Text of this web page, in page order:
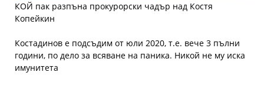
КОЙ пак разпъна прокурорски чадър над Костя
Копейкин
Костадинов е подсъдим от юли 2020, т.е. вече 3 пълни
години, по дело за всяване на паника. Никой не му иска
имунитета